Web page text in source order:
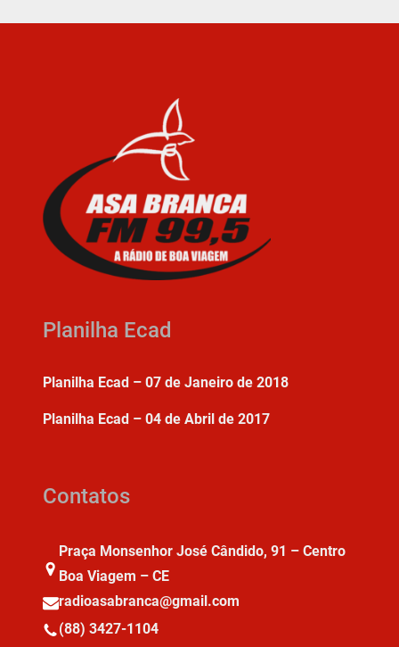
Planilha Ecad
Planilha Ecad – 07 de Janeiro de 2018
Planilha Ecad – 04 de Abril de 2017
Contatos
Praça Monsenhor José Cândido, 91 – Centro
Boa Viagem – CE
radioasabranca@gmail.com
(88) 3427-1104